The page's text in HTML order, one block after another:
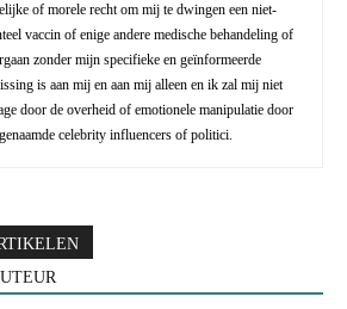
of morele recht om mij te dwingen een niet-
vaccin of enige andere medische behandeling of
zonder mijn specifieke en geïnformeerde
is aan mij en aan mij alleen en ik zal mij niet
door de overheid of emotionele manipulatie door
celebrity influencers of politici.